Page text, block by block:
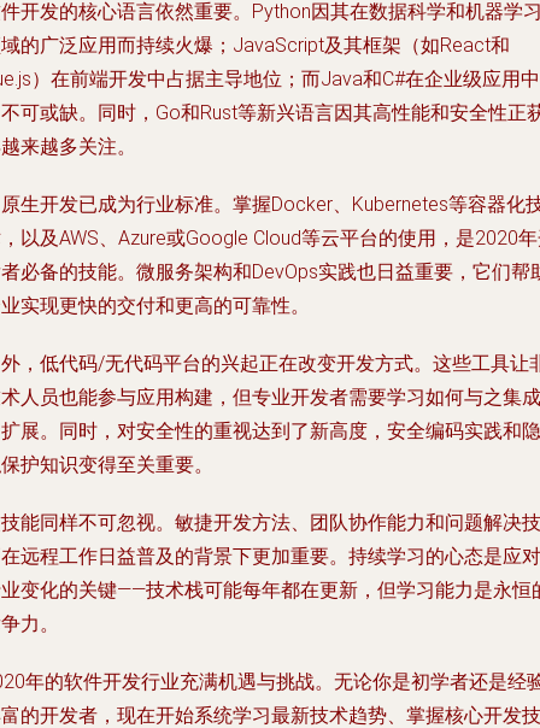
开发的核心语言依然重要。Python因其在数据科学和机器学
的广泛应用而持续火爆；JavaScript及其框架（如React和
）在前端开发中占据主导地位；而Java和C#在企业级应用中
可或缺。同时，Go和Rust等新兴语言因其高性能和安全性正
来越多关注。
生开发已成为行业标准。掌握Docker、Kubernetes等容器化
以及AWS、Azure或Google Cloud等云平台的使用，是2020
必备的技能。微服务架构和DevOps实践也日益重要，它们帮
实现更快的交付和更高的可靠性。
，低代码/无代码平台的兴起正在改变开发方式。这些工具让
人员也能参与应用构建，但专业开发者需要学习如何与之集成
展。同时，对安全性的重视达到了新高度，安全编码实践和隐
护知识变得至关重要。
能同样不可忽视。敏捷开发方法、团队协作能力和问题解决技
远程工作日益普及的背景下更加重要。持续学习的心态是应对
变化的关键——技术栈可能每年都在更新，但学习能力是永恒
力。
年的软件开发行业充满机遇与挑战。无论你是初学者还是经
的开发者，现在开始系统学习最新技术趋势、掌握核心开发技